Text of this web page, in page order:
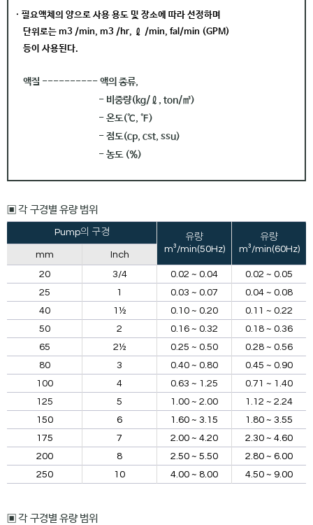
· 필요액체의 양으로 사용 용도 및 장소에 따라 선정하며
단위로는 m3 /min, m3 /hr, ℓ /min, fal/min (GPM)
등이 사용된다.
액질 ---------- 액의 종류,
- 비중량(kg/ℓ, ton/㎥)
- 온도(℃, ℉)
- 점도(cp, cst, ssu)
- 농도 (%)
▣ 각 구경별 유량 범위
Pump의 구경
유량
m³/min(50Hz)
유량
m³/min(60Hz)
mm
Inch
20
3/4 0.02 ~ 0.04
0.02 ~ 0.05
25
1 0.03 ~ 0.07
0.04 ~ 0.08
40
1½ 0.10 ~ 0.20
0.11 ~ 0.22
50
2 0.16 ~ 0.32
0.18 ~ 0.36
65
2½ 0.25 ~ 0.50
0.28 ~ 0.56
80
3 0.40 ~ 0.80
0.45 ~ 0.90
100
4 0.63 ~ 1.25
0.71 ~ 1.40
125
5 1.00 ~ 2.00
1.12 ~ 2.24
150
6 1.60 ~ 3.15
1.80 ~ 3.55
175
7 2.00 ~ 4.20
2.30 ~ 4.60
200
8 2.50 ~ 5.50
2.80 ~ 6.00
250
10 4.00 ~ 8.00 4.50 ~ 9.00
▣ 각 구경별 유량 범위